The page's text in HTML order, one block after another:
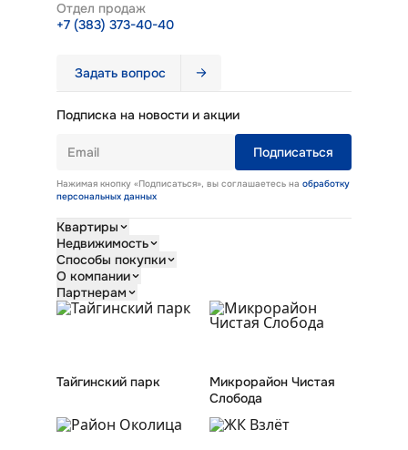
Отдел продаж
+7 (383) 373-40-40
Задать вопрос
Подписка на новости и акции
Email Подписаться
Нажимая кнопку «Подписаться», вы соглашаетесь на обработку
персональных данных
Квартиры
Студии
Однокомнатные
Двухкомнатные
Трехкомнатные
Все квартиры
Недвижимость
Кладовые
Коммерческие помещения
Способы покупки
Ипотека
Обмен
О компании
О КПД Газстрой
Новости
Партнерам
Риелторам
Тайгинский парк
Микрорайон Чистая
Слобода